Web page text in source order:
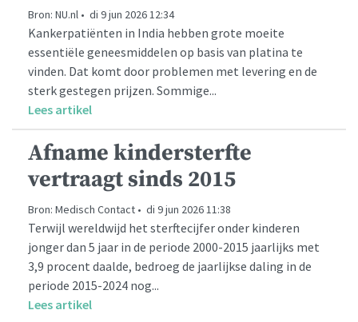
Bron: NU.nl • di 9 jun 2026 12:34
Kankerpatiënten in India hebben grote moeite
essentiële geneesmiddelen op basis van platina te
vinden. Dat komt door problemen met levering en de
sterk gestegen prijzen. Sommige...
Lees artikel
Afname kindersterfte
vertraagt sinds 2015
Bron: Medisch Contact • di 9 jun 2026 11:38
Terwijl wereldwijd het sterftecijfer onder kinderen
jonger dan 5 jaar in de periode 2000-2015 jaarlijks met
3,9 procent daalde, bedroeg de jaarlijkse daling in de
periode 2015-2024 nog...
Lees artikel